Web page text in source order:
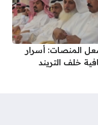
المنصات: أسرار
خلف التريند